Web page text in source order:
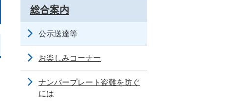
総合案内
公示送達等
お楽しみコーナー
ナンバープレート盗難を防ぐ
には